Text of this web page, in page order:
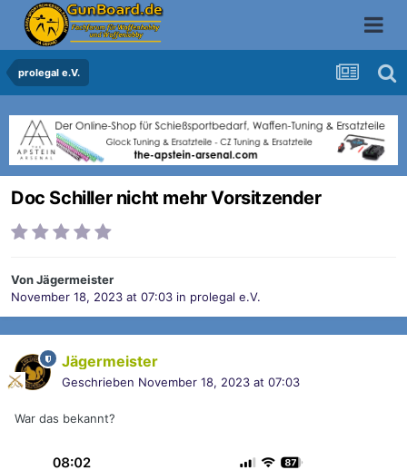
prolegal e.V.
Doc Schiller nicht mehr Vorsitzender
VonJägermeister
November 18, 2023 at 07:03 in prolegal e.V.
Jägermeister
Geschrieben November 18, 2023 at 07:03
War das bekannt?